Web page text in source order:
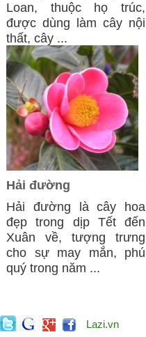
Loan, thuộc họ trúc,
được dùng làm cây nội
thất, cây ...
Hải đường
Hải đường là cây hoa
đẹp trong dịp Tết đến
Xuân về, tượng trưng
cho sự may mắn, phú
quý trong năm ...
Lazi.vn